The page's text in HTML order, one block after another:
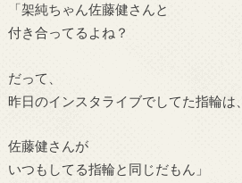
「架純ちゃん佐藤健さんと
付き合ってるよね？
だって、
昨日のインスタライブでしてた指輪は、
佐藤健さんが
いつもしてる指輪と同じだもん」